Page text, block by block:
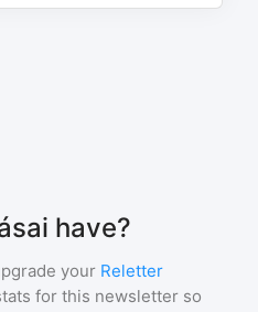
have?
your Reletter
for this newsletter so